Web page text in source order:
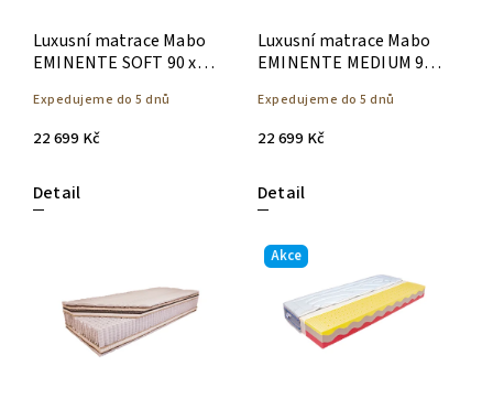
Luxusní matrace Mabo
EMINENTE SOFT 90 x
Expedujeme do 5 dnů
22 699 Kč
Detail
Luxusní matrace Mabo
EMINENTE MEDIUM 90 x
Expedujeme do 5 dnů
22 699 Kč
Detail
Akce